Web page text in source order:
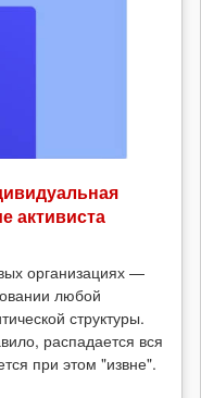
активиста
организациях —
любой
структуры.
распадается вся
при этом "извне".